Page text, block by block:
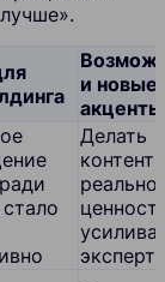
и новые
акценты
Делать
контент